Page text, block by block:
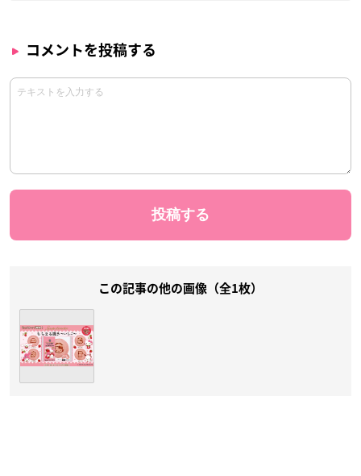
コメントを投稿する
この記事の他の画像（全1枚）